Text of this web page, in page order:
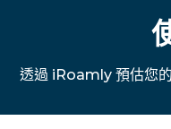
透過 iRoamly 預估您